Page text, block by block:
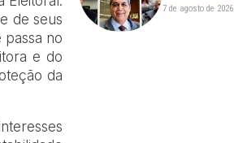
de seus
no
e do
da
7 de agosto de 2026